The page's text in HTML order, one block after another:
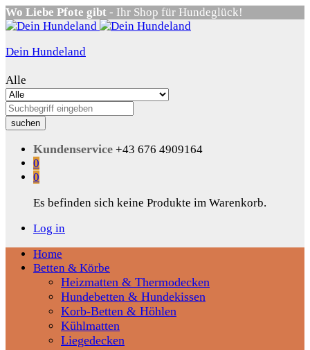
Wo Liebe Pfote gibt - Ihr Shop für Hundeglück!
Dein Hundeland
Alle
suchen
Kundenservice +43 676 4909164
0
0
Es befinden sich keine Produkte im Warenkorb.
Log in
Home
Betten & Körbe
Heizmatten & Thermodecken
Hundebetten & Hundekissen
Korb-Betten & Höhlen
Kühlmatten
Liegedecken